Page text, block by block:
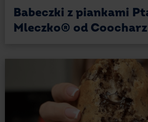
Babeczki z piankami
Mleczko® od Coocharz